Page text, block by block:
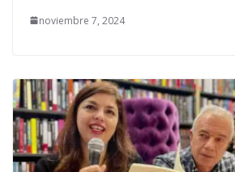
noviembre 7, 2024